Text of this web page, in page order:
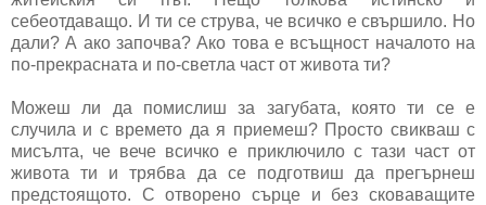
себеотдаващо. И ти се струва, че всичко е свършило. Но
дали? А ако започва? Ако това е всъщност началото на
по-прекрасната и по-светла част от живота ти?
Можеш ли да помислиш за загубата, която ти се е
случила и с времето да я приемеш? Просто свикваш с
мисълта, че вече всичко е приключило с тази част от
живота ти и трябва да се подготвиш да прегърнеш
предстоящото. С отворено сърце и без сковаващите